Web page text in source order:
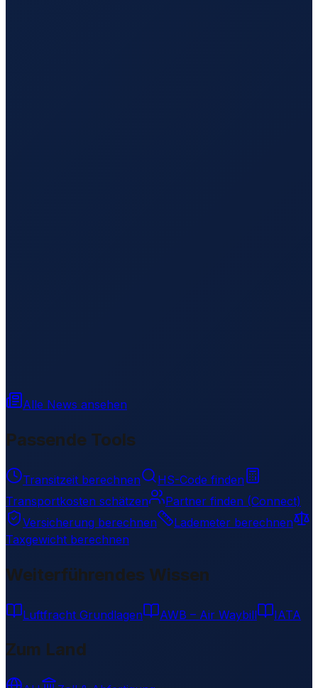
Alle News ansehen
Passende Tools
Transitzeit berechnen
HS-Code finden
Transportkosten schätzen
Partner finden (Connect)
Versicherung berechnen
Lademeter berechnen
Taxgewicht berechnen
Weiterführendes Wissen
Luftfracht Grundlagen AWB – Air Waybill IATA
Zum Land